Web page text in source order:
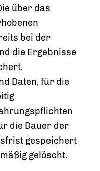
über das
bei der
die Ergebnisse
Daten, für die
die Dauer der
gespeichert
gelöscht.